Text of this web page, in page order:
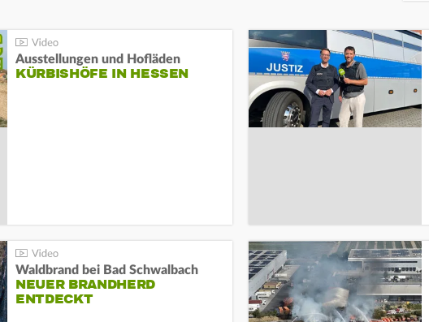
Ausstellungen und Hofläden
KÜRBISHÖFE IN HESSEN
Waldbrand bei Bad Schwalbach
NEUER BRANDHERD
ENTDECKT